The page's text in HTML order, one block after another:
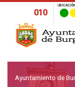
010
UBICACIÓN
Ayuntamiento de